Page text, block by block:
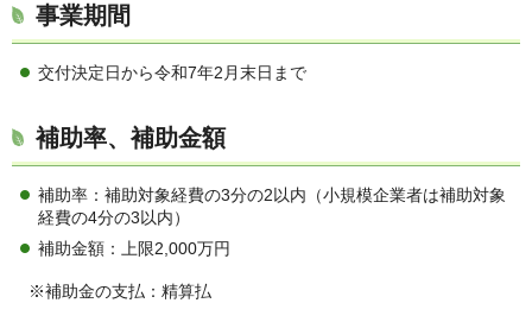
事業期間
交付決定日から令和7年2月末日まで
補助率、補助金額
補助率：補助対象経費の3分の2以内（小規模企業者は補助対象
経費の4分の3以内）
補助金額：上限2,000万円
※補助金の支払：精算払